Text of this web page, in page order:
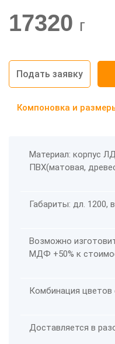
17320 г
Подать заявку
Компоновка и
Материал: корпус
ПВХ(матовая,
Габариты: дл. 1200,
Возможно
МДФ +50% к
Комбинация цветов
Доставляется в